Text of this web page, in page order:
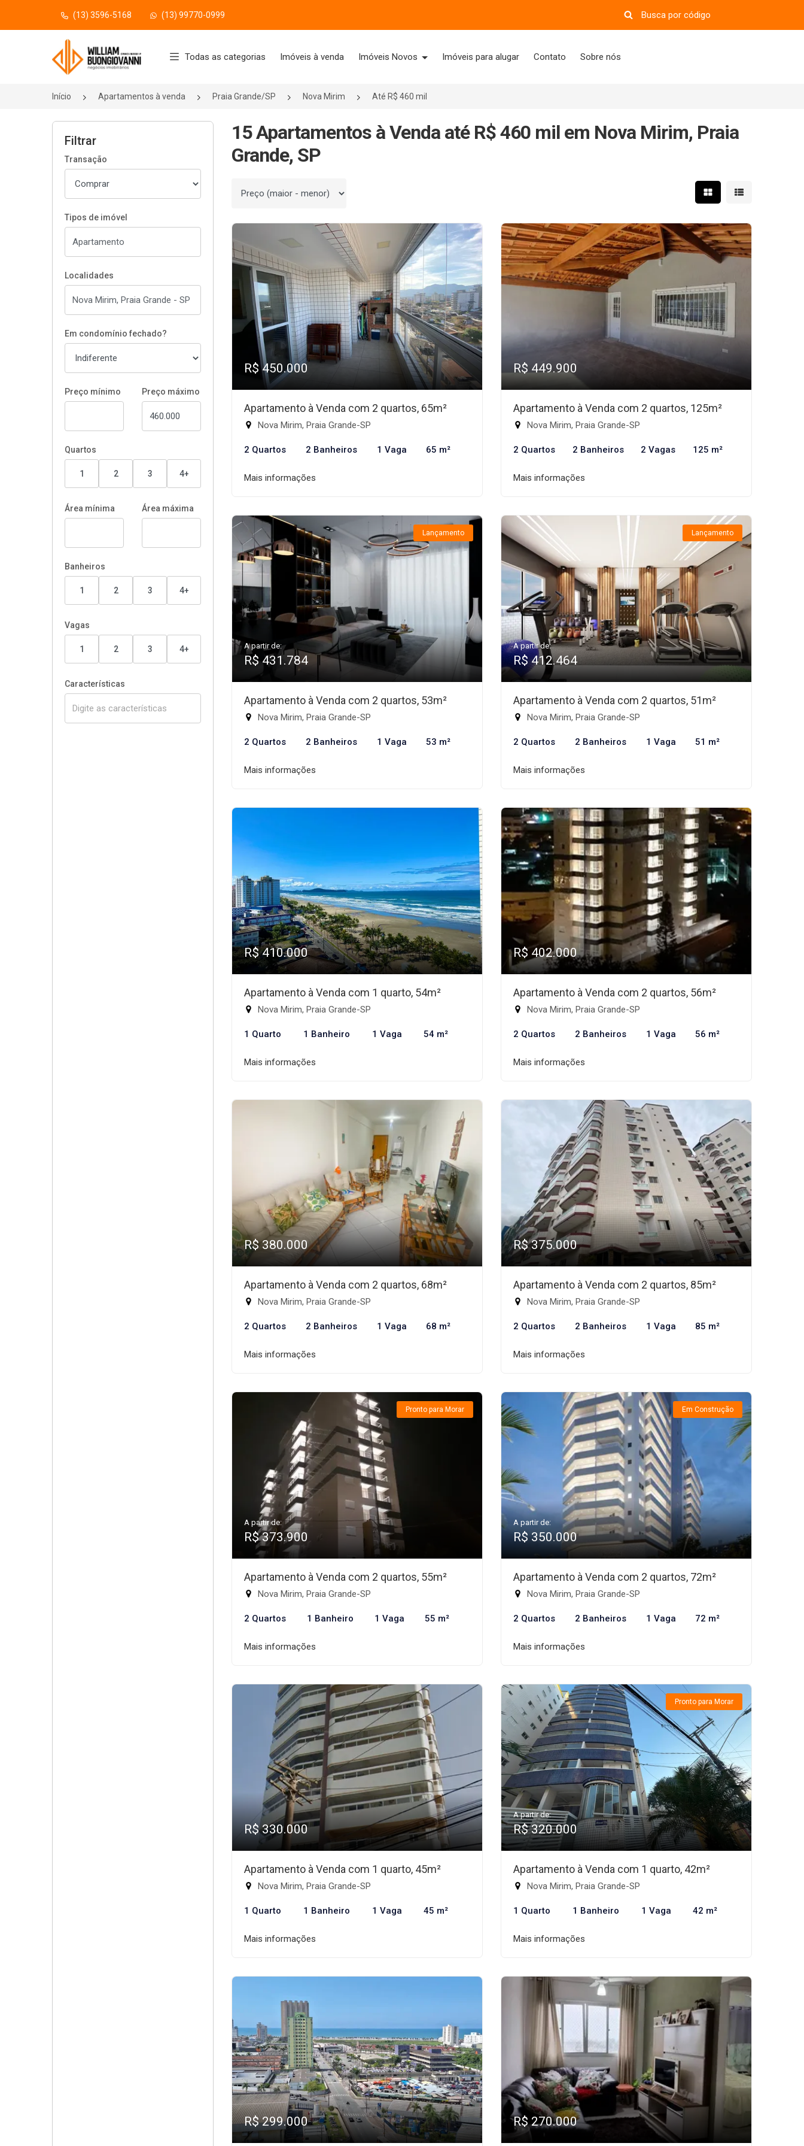
(13) 3596-5168 (13) 99770-0999
Página inicial
Todas as categorias Imóveis à venda Imóveis Novos Imóveis para alugar Contato Sobre nós
Início Apartamentos à venda Praia Grande/SP Nova Mirim Até R$ 460 mil
Filtrar
Transação
Tipos de imóvel
Localidades
Em condomínio fechado?
Preço mínimo Preço máximo
Quartos
1 2 3 4+
Área mínima Área máxima
Banheiros
1 2 3 4+
Vagas
1 2 3 4+
Características
15 Apartamentos à Venda até R$ 460 mil em Nova Mirim, Praia
Grande, SP
Ordenar por Mostrar resultados em
Mostrar
R$ 450.000
Apartamento à Venda com 2 quartos, 65m²
Nova Mirim, Praia Grande-SP
2 Quartos 2 Banheiros 1 Vaga 65 m²
Mais informações
R$ 449.900
Apartamento à Venda com 2 quartos, 125m²
Nova Mirim, Praia Grande-SP
2 Quartos 2 Banheiros 2 Vagas 125 m²
Mais informações
Lançamento
A partir de:
R$ 431.784
Apartamento à Venda com 2 quartos, 53m²
Nova Mirim, Praia Grande-SP
2 Quartos 2 Banheiros 1 Vaga 53 m²
Mais informações
Lançamento
A partir de:
R$ 412.464
Apartamento à Venda com 2 quartos, 51m²
Nova Mirim, Praia Grande-SP
2 Quartos 2 Banheiros 1 Vaga 51 m²
Mais informações
R$ 410.000
Apartamento à Venda com 1 quarto, 54m²
Nova Mirim, Praia Grande-SP
1 Quarto 1 Banheiro 1 Vaga 54 m²
Mais informações
R$ 402.000
Apartamento à Venda com 2 quartos, 56m²
Nova Mirim, Praia Grande-SP
2 Quartos 2 Banheiros 1 Vaga 56 m²
Mais informações
R$ 380.000
Apartamento à Venda com 2 quartos, 68m²
Nova Mirim, Praia Grande-SP
2 Quartos 2 Banheiros 1 Vaga 68 m²
Mais informações
R$ 375.000
Apartamento à Venda com 2 quartos, 85m²
Nova Mirim, Praia Grande-SP
2 Quartos 2 Banheiros 1 Vaga 85 m²
Mais informações
Pronto para Morar
A partir de:
R$ 373.900
Apartamento à Venda com 2 quartos, 55m²
Nova Mirim, Praia Grande-SP
2 Quartos 1 Banheiro 1 Vaga 55 m²
Mais informações
Em Construção
A partir de:
R$ 350.000
Apartamento à Venda com 2 quartos, 72m²
Nova Mirim, Praia Grande-SP
2 Quartos 2 Banheiros 1 Vaga 72 m²
Mais informações
R$ 330.000
Apartamento à Venda com 1 quarto, 45m²
Nova Mirim, Praia Grande-SP
1 Quarto 1 Banheiro 1 Vaga 45 m²
Mais informações
Pronto para Morar
A partir de:
R$ 320.000
Apartamento à Venda com 1 quarto, 42m²
Nova Mirim, Praia Grande-SP
1 Quarto 1 Banheiro 1 Vaga 42 m²
Mais informações
R$ 299.000 R$ 270.000